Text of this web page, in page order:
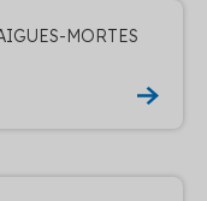
MORTES